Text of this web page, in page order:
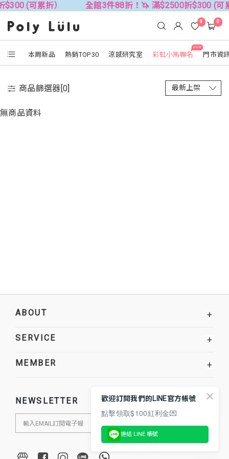
(可累折） 全館3件88折！🦄 滿$2500折$300 (可
本周新品 熱銷TOP30 涼感研究室
NEW
彩虹小馬聯名 門市資
0 0
商品篩選器[0]
無商品資料
ABOUT +
SERVICE +
MEMBER +
NEWSLETTER 歡迎訂閱我們的LINE官方帳號
點擊領取$100紅利金💌
連結 LINE 帳號